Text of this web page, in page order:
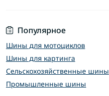
Популярное
Шины для мотоциклов
Шины для картинга
Сельскохозяйственные шины
Промышленные шины